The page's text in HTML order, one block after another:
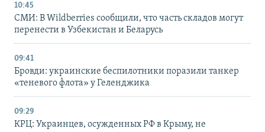
10:45
СМИ: В Wildberries сообщили, что часть складов могут
перенести в Узбекистан и Беларусь
09:41
Бровди: украинские беспилотники поразили танкер
«теневого флота» у Геленджика
09:29
КРЦ: Украинцев, осужденных РФ в Крыму, не